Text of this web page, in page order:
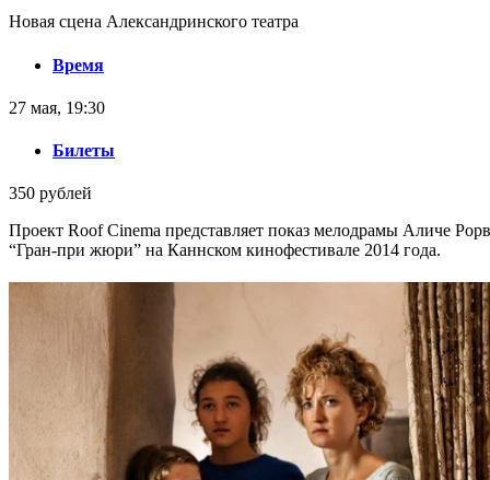
Новая сцена Александринского театра
Время
27 мая, 19:30
Билеты
350 рублей
Проект Roof Cinema представляет показ мелодрамы Аличе
“Гран-при жюри” на Каннском кинофестивале 2014 года.